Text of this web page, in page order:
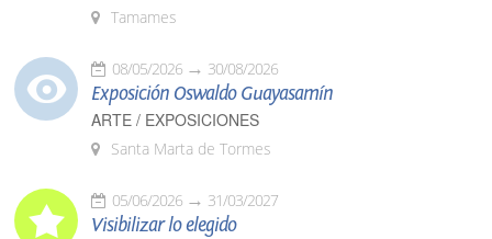
Tamames
08/05/2026 30/08/2026
Exposición Oswaldo Guayasamín
ARTE / EXPOSICIONES
Santa Marta de Tormes
05/06/2026 31/03/2027
Visibilizar lo elegido